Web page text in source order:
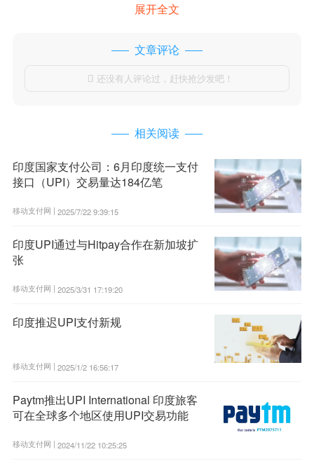
展开全文
文章评论
 还没有人评论过，赶快抢沙发吧！
相关阅读
印度国家支付公司：6月印度统一支付
接口（UPI）交易量达184亿笔
移动支付网 | 2025/7/22 9:39:15
印度UPI通过与Hitpay合作在新加坡扩
张
移动支付网 | 2025/3/31 17:19:20
印度推迟UPI支付新规
移动支付网 | 2025/1/2 16:56:17
Paytm推出UPI International 印度旅客
可在全球多个地区使用UPI交易功能
移动支付网 | 2024/11/22 10:25:25